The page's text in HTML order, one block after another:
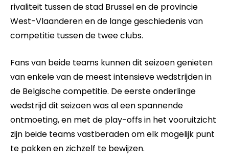
rivaliteit tussen de stad Brussel en de provincie
West-Vlaanderen en de lange geschiedenis van
competitie tussen de twee clubs.
Fans van beide teams kunnen dit seizoen genieten
van enkele van de meest intensieve wedstrijden in
de Belgische competitie. De eerste onderlinge
wedstrijd dit seizoen was al een spannende
ontmoeting, en met de play-offs in het vooruitzicht
zijn beide teams vastberaden om elk mogelijk punt
te pakken en zichzelf te bewijzen.